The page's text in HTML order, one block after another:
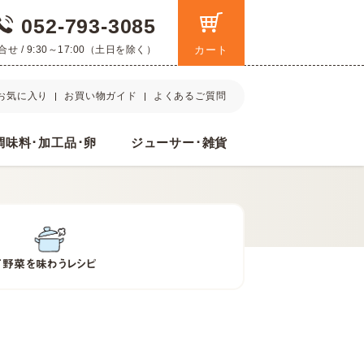
052-793-3085
せ / 9:30～17:00（土日を除く）
気に入り お買い物ガイド よくあるご質問
味料･加工品･卵 ジューサー･雑貨
野菜を味わうレシピ
カート